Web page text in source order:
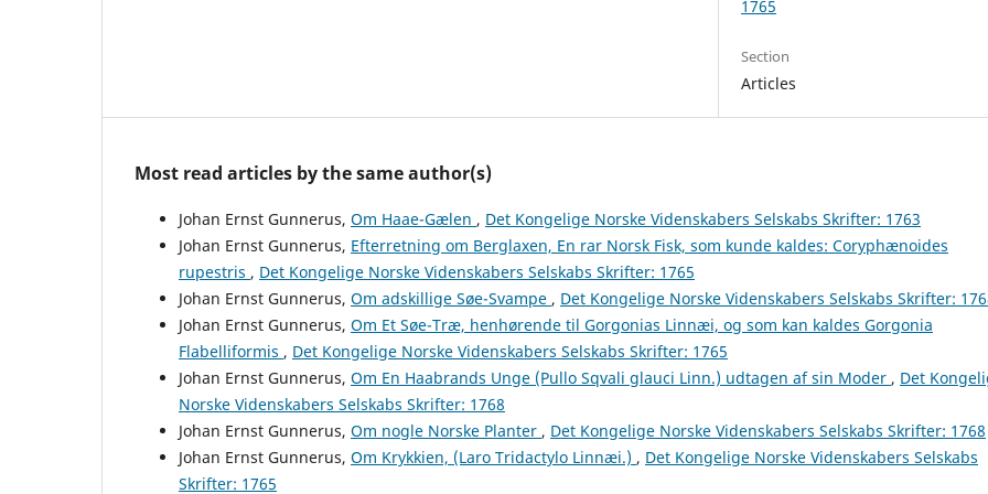
1765
Section
Articles
Most read articles by the same author(s)
Johan Ernst Gunnerus, Om Haae-Gælen , Det Kongelige Norske Videnskabers Selskabs Skrifter: 1763
Johan Ernst Gunnerus, Efterretning om Berglaxen, En rar Norsk Fisk, som kunde kaldes: Coryphænoides
rupestris , Det Kongelige Norske Videnskabers Selskabs Skrifter: 1765
Johan Ernst Gunnerus, Om adskillige Søe-Svampe , Det Kongelige Norske Videnskabers Selskabs Skrifter:
Johan Ernst Gunnerus, Om Et Søe-Træ, henhørende til Gorgonias Linnæi, og som kan kaldes Gorgonia
Flabelliformis , Det Kongelige Norske Videnskabers Selskabs Skrifter: 1765
Johan Ernst Gunnerus, Om En Haabrands Unge (Pullo Sqvali glauci Linn.) udtagen af sin Moder , Det
Norske Videnskabers Selskabs Skrifter: 1768
Johan Ernst Gunnerus, Om nogle Norske Planter , Det Kongelige Norske Videnskabers Selskabs Skrifter: 1768
Johan Ernst Gunnerus, Om Krykkien, (Laro Tridactylo Linnæi.) , Det Kongelige Norske Videnskabers Selskabs
Skrifter: 1765